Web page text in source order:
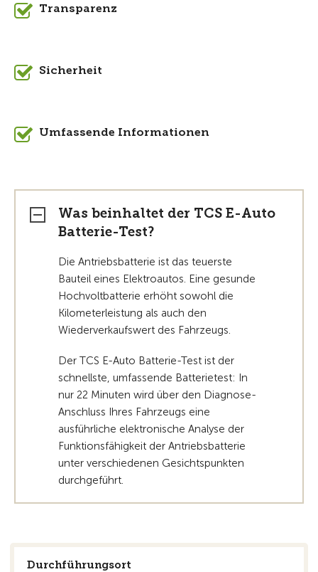
Transparenz
Sicherheit
Umfassende Informationen
Was beinhaltet der TCS E-Auto
Batterie-Test?
Die Antriebsbatterie ist das teuerste
Bauteil eines Elektroautos. Eine gesunde
Hochvoltbatterie erhöht sowohl die
Kilometerleistung als auch den
Wiederverkaufswert des Fahrzeugs.
Der TCS E-Auto Batterie-Test ist der
schnellste, umfassende Batterietest: In
nur 22 Minuten wird über den Diagnose-
Anschluss Ihres Fahrzeugs eine
ausführliche elektronische Analyse der
Funktionsfähigkeit der Antriebsbatterie
unter verschiedenen Gesichtspunkten
durchgeführt.
Durchführungsort